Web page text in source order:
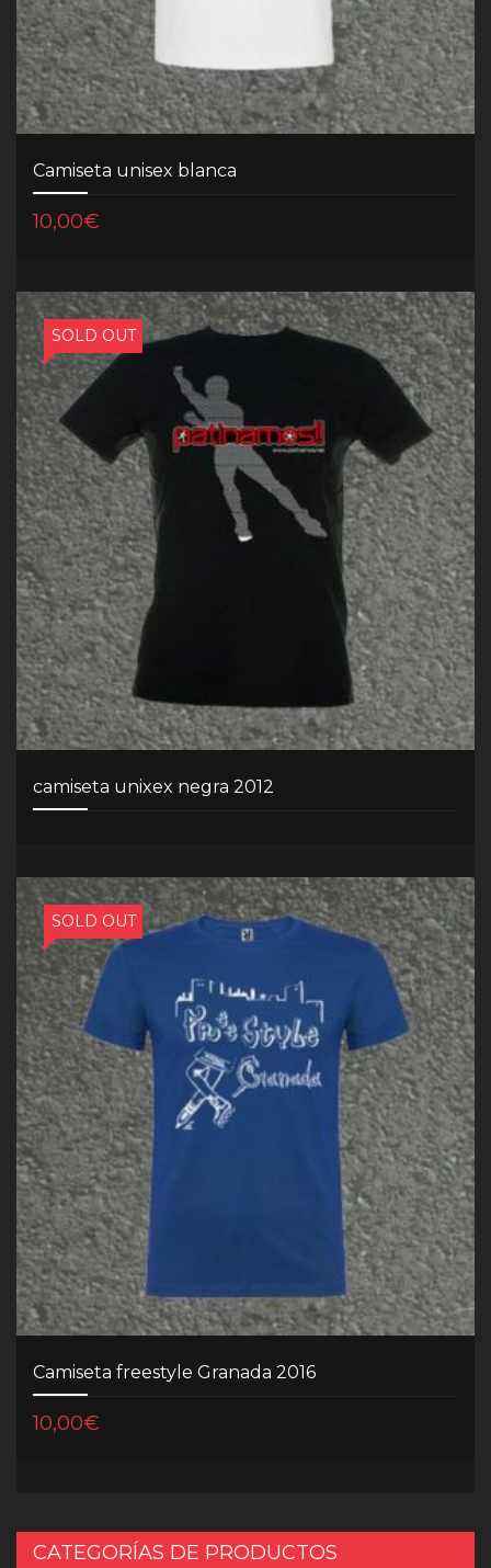
Camiseta unisex blanca
10,00€
SOLD OUT
camiseta unixex negra 2012
SOLD OUT
Camiseta freestyle Granada 2016
10,00€
CATEGORÍAS DE PRODUCTOS